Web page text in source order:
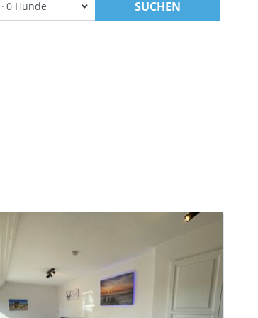
0 Hunde SUCHEN